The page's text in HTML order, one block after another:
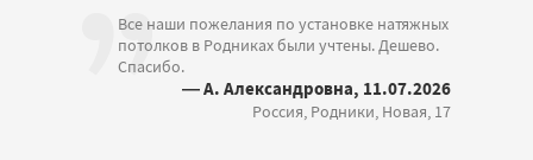
Все наши пожелания по установке натяжных
потолков в Родниках были учтены. Дешево.
Спасибо.
— А. Александровна, 11.07.2026
Россия, Родники, Новая, 17